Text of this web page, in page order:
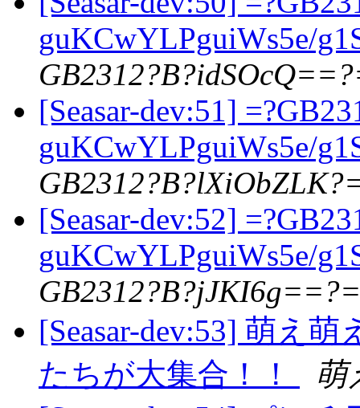
guKCwYLPguiWs5e/
[Seasar-dev:51]
guKCwYLPguiWs5e/
[Seasar-dev:52]
guKCwYLPguiWs5e/
GB2312?B?jJKI6g==?=
[Seasar-dev:53] 萌え
たちが大集合！！
萌